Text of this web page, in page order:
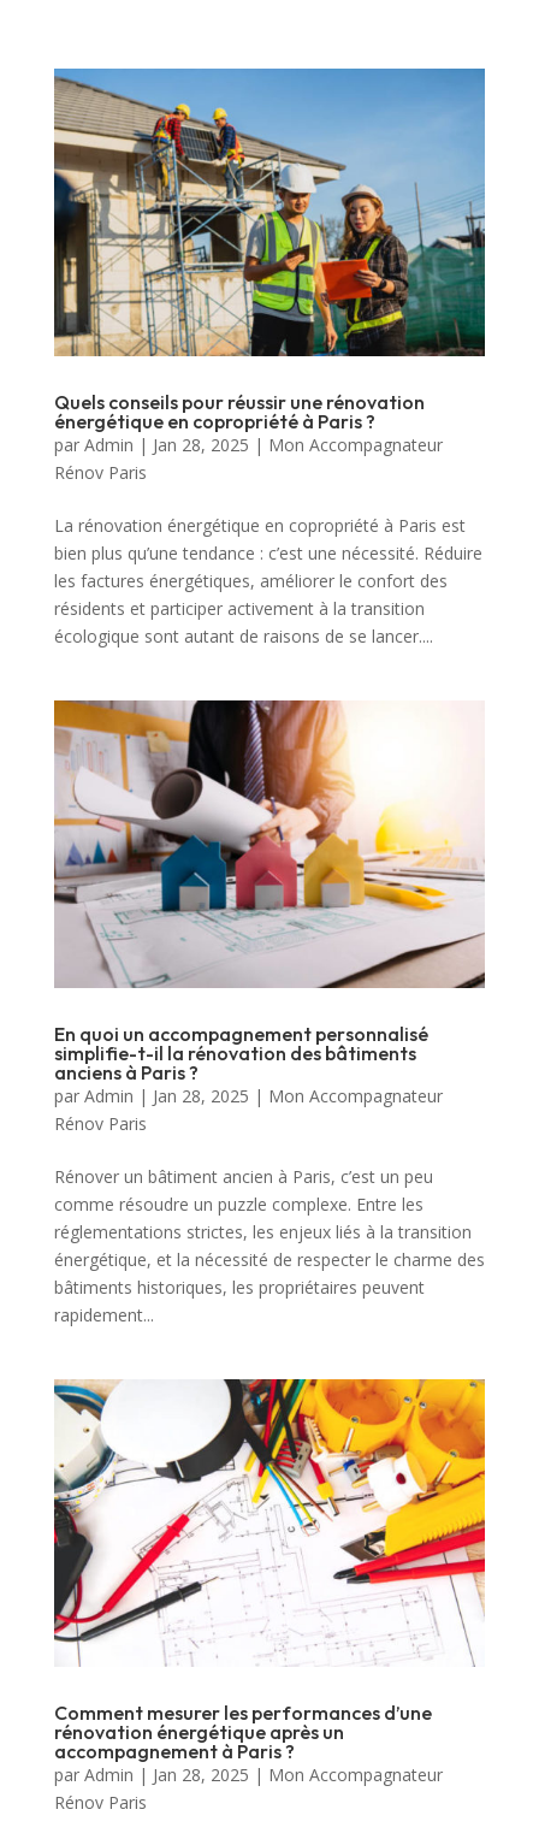
Quels conseils pour réussir une rénovation
énergétique en copropriété à Paris ?
par Admin | Jan 28, 2025 | Mon Accompagnateur
Rénov Paris
La rénovation énergétique en copropriété à Paris est
bien plus qu’une tendance : c’est une nécessité. Réduire
les factures énergétiques, améliorer le confort des
résidents et participer activement à la transition
écologique sont autant de raisons de se lancer....
En quoi un accompagnement personnalisé
simplifie-t-il la rénovation des bâtiments
anciens à Paris ?
par Admin | Jan 28, 2025 | Mon Accompagnateur
Rénov Paris
Rénover un bâtiment ancien à Paris, c’est un peu
comme résoudre un puzzle complexe. Entre les
réglementations strictes, les enjeux liés à la transition
énergétique, et la nécessité de respecter le charme des
bâtiments historiques, les propriétaires peuvent
rapidement...
Comment mesurer les performances d’une
rénovation énergétique après un
accompagnement à Paris ?
par Admin | Jan 28, 2025 | Mon Accompagnateur
Rénov Paris